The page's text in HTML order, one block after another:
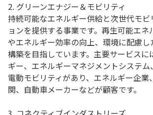
2. グリーンエナジー＆モビリティ
持続可能なエネルギー供給と次世代モビ
ョンを提供する事業です。再生可能エネ
やエネルギー効率の向上、環境に配慮
構築を目指しています。主要サービスに
ギー、エネルギーマネジメントシステム
電動モビリティがあり、エネルギー企業
関、自動車メーカーなどが顧客です。